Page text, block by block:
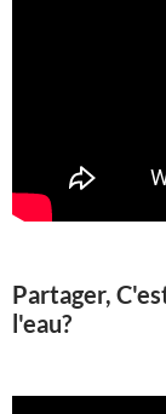
Partager,
l'eau?